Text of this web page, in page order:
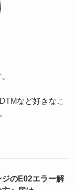
など好きなこ
のE02エラー解